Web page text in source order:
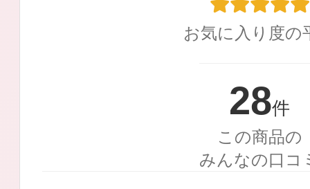
ドレスリフト
お気に入り度の
28件
この商品の
みんなの口コ